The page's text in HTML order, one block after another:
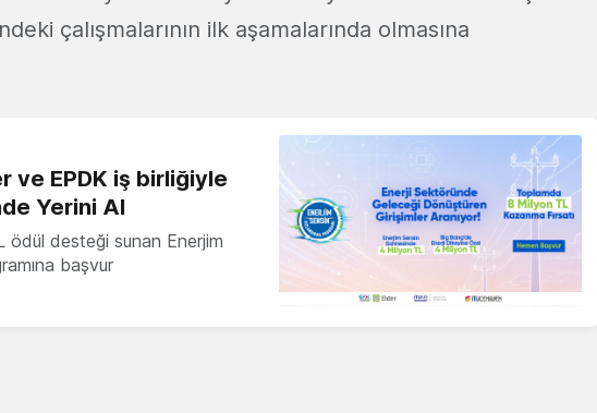
çalışmalarının ilk aşamalarında olmasına
ve EPDK iş birliğiyle
Yerini Al
ödül desteği sunan Enerjim
başvur